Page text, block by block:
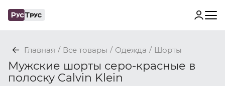
Главная / Все товары / Одежда / Шорты
Мужские шорты серо-красные в
полоску Calvin Klein